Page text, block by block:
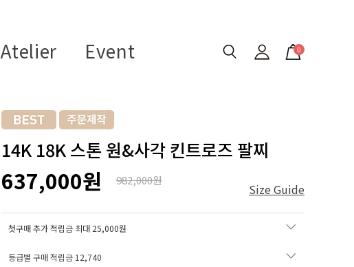
Atelier Event 0
14K 18K 스톤 원&사각 킨트로즈 팔찌
637,000원 982,000원
Size Guide
첫구매 추가 적립금 최대 25,000원
등급별 구매 적립금 12,740